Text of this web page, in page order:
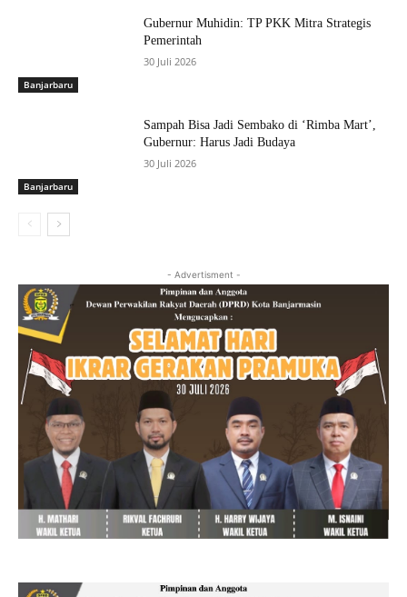
Banjarbaru
Gubernur Muhidin: TP PKK Mitra Strategis
Pemerintah
30 Juli 2026
Banjarbaru
Sampah Bisa Jadi Sembako di ‘Rimba Mart’,
Gubernur: Harus Jadi Budaya
30 Juli 2026
- Advertisment -